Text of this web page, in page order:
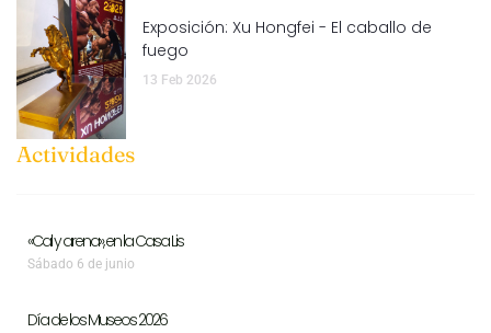
Exposición: Xu Hongfei - El caballo de
fuego
13 Feb 2026
Actividades
«Cal y arena», en la Casa Lis
Sábado 6 de junio
Día de los Museos 2026